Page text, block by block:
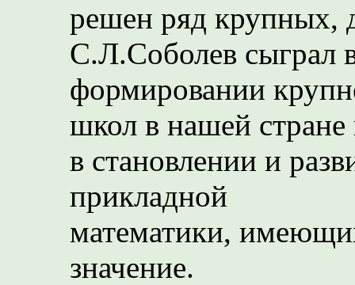
решен ряд крупных,
С.Л.Соболев сыграл
формировании
школ в нашей
в становлении и
прикладной
математики,
значение.